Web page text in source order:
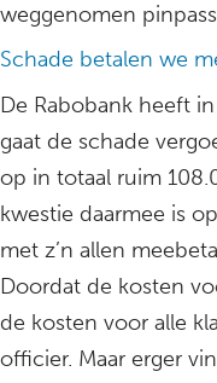
weggenomen
Schade betalen we
De Rabobank heeft
gaat de schade
op in totaal ruim
kwestie daarmee is
met z’n allen
Doordat de kosten
de kosten voor alle
officier. Maar erger